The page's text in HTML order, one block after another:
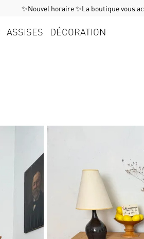
✨Nouvel horaire ✨La boutique vous
ASSISES DÉCORATION